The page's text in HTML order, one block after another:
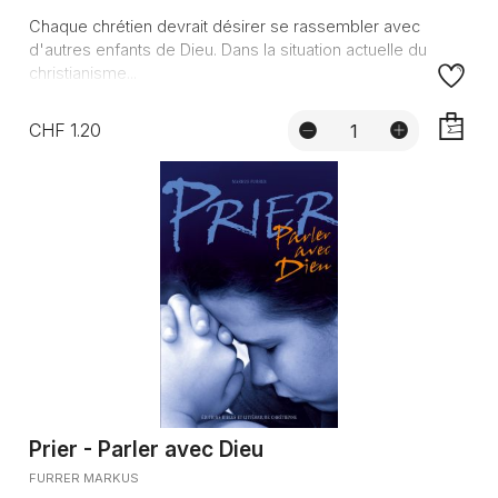
Chaque chrétien devrait désirer se rassembler avec
d'autres enfants de Dieu. Dans la situation actuelle du
christianisme...
CHF 1.20
Prier - Parler avec Dieu
FURRER MARKUS